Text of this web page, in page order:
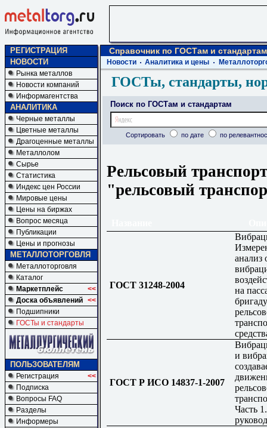
РЕГИСТРАЦИЯ
НОВОСТИ
Рынка металлов
Новости компаний
Информагентства
АНАЛИТИКА
Черные металлы
Цветные металлы
Драгоценные металлы
Металлолом
Сырье
Статистика
Индекс цен России
Мировые цены
Цены на биржах
Вопрос месяца
Публикации
Цены и прогнозы
МЕТАЛЛОТОРГОВЛЯ
Металлоторговля
Каталог
Маркетплейс
<<
Доска объявлений <<
Подшипники
ГОСТы и стандарты
ПОЛЬЗОВАТЕЛЯМ
Регистрация
<<
Подписка
Вопросы FAQ
Разделы
Информеры
Справочник по ГОСТам и стандартам
Новости Аналитика и цены
ГОСТы, стандарты,
Поиск по ГОСТам и стандартам
Сортировать по дате по
Рельсовый
"рельсовый
ГОСТ 31248-2004
анализ
на
бригаду
ГОСТ Р ИСО 14837-1-2007
и
Часть